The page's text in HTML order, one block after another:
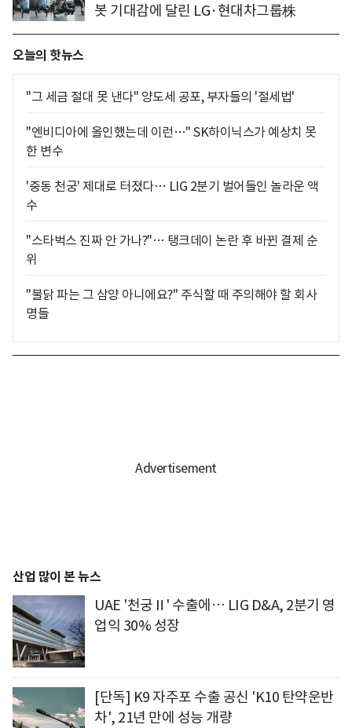
봇 기대감에 달린 LG·현대차그룹株
오늘의 핫뉴스
"그 세금 절대 못 낸다" 양도세 공포, 부자들의 '절세법'
"엔비디아에 올인했는데 이런…" SK하이닉스가 예상치 못
한 변수
'중동 천궁' 제대로 터졌다… LIG 2분기 벌어들인 놀라운 액
수
"스타벅스 진짜 안 가나?"… 탱크데이 논란 후 바뀐 결제 순
위
"불닭 파는 그 삼양 아니에요?" 주식할 때 주의해야 할 회사
명들
산업 많이 본 뉴스
UAE '천궁Ⅱ' 수출에… LIG D&A, 2분기 영
업익 30% 성장
[단독] K9 자주포 수출 공신 'K10 탄약운반
차', 21년 만에 성능 개량